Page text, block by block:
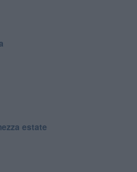
estate